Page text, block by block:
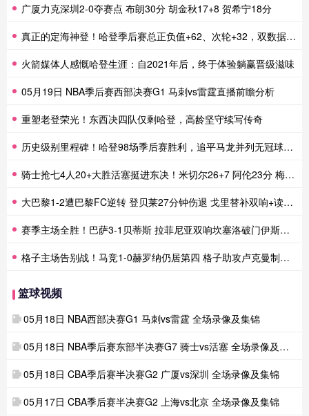
广厦力克深圳2-0夺赛点 布朗30分 胡金秋17+8 贺希宁18分
真正的定海神登！哈登季后赛总正负值+62、次轮+32，双数据领跑骑士全队
火箭媒体人感慨哈登生涯：自2021年后，终于体验躺赢晋级滋味
05月19日 NBA季后赛西部决赛G1 马刺vs雷霆直播前瞻分析
重塑老登荣光！东西决四队仅剩哈登，高龄坚守续写传奇
历史级别里程碑！哈登98场季后赛胜利，追平马龙并列无冠球员历史第一
骑士抢七4人20+大胜活塞挺进东决！米切尔26+7 阿伦23分 梅里尔23分 詹金斯17分
大巴黎1-2遭巴黎FC逆转 登贝莱27分钟伤退 戈里替补双响+读秒绝杀
赛季主场全胜！巴萨3-1贝蒂斯 拉菲尼亚双响坎塞洛破门伊斯科点射
格子主场告别战！马竞1-0赫罗纳仍居第四 格子助攻卢克曼制胜球
篮球视频
05月18日 NBA西部决赛G1 马刺vs雷霆 全场录像及集锦
05月18日 NBA季后赛东部半决赛G7 骑士vs活塞 全场录像及集锦
05月18日 CBA季后赛半决赛G2 广厦vs深圳 全场录像及集锦
05月17日 CBA季后赛半决赛G2 上海vs北京 全场录像及集锦